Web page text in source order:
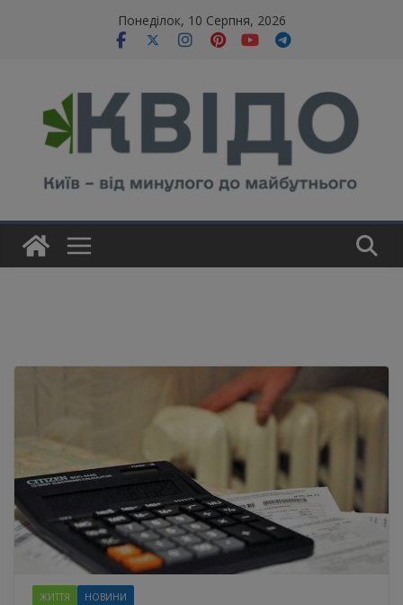
Понеділок, 10 Серпня, 2026
ЖИТТЯ НОВИНИ
modal-check